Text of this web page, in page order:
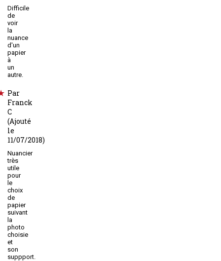
Difficile
de
voir
la
nuance
d'un
papier
à
un
autre.
Par
Franck
C
(Ajouté
le
11/07/2018)
Nuancier
très
utile
pour
le
choix
de
papier
suivant
la
photo
choisie
et
son
suppport.